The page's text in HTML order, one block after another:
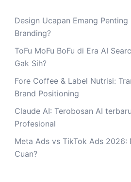
Design Ucapan Emang
Branding?
ToFu MoFu BoFu di Era AI
Gak Sih?
Fore Coffee & Label Nutrisi:
Brand Positioning
Claude AI: Terobosan AI
Profesional
Meta Ads vs TikTok Ads 2026:
Cuan?